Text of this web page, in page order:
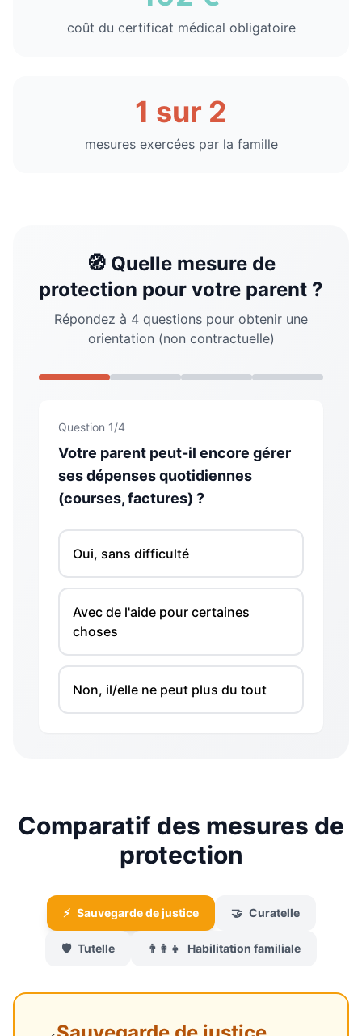
coût du certificat médical obligatoire
1 sur 2
mesures exercées par la famille
🧭 Quelle mesure de
protection pour votre parent ?
Répondez à 4 questions pour obtenir une
orientation (non contractuelle)
Question 1/4
Votre parent peut-il encore gérer
ses dépenses quotidiennes
(courses, factures) ?
Oui, sans difficulté
Avec de l'aide pour certaines
choses
Non, il/elle ne peut plus du tout
Comparatif des mesures de
protection
⚡ Sauvegarde de justice 🤝 Curatelle
🛡️ Tutelle 👨‍👩‍👧 Habilitation familiale